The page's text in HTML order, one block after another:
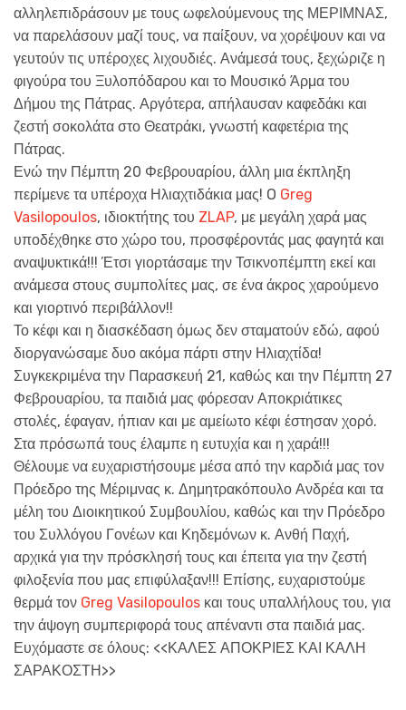
αλληλεπιδράσουν με τους ωφελούμενους της ΜΕΡΙΜΝΑΣ,
να παρελάσουν μαζί τους, να παίξουν, να χορέψουν και να
γευτούν τις υπέροχες λιχουδιές. Ανάμεσά τους, ξεχώριζε η
φιγούρα του Ξυλοπόδαρου και το Μουσικό Άρμα του
Δήμου της Πάτρας. Αργότερα, απήλαυσαν καφεδάκι και
ζεστή σοκολάτα στο Θεατράκι, γνωστή καφετέρια της
Πάτρας.
Ενώ την Πέμπτη 20 Φεβρουαρίου, άλλη μια έκπληξη
περίμενε τα υπέροχα Ηλιαχτιδάκια μας! O Greg
Vasilopoulos, ιδιοκτήτης του ZLAP, με μεγάλη χαρά μας
υποδέχθηκε στο χώρο του, προσφέροντάς μας φαγητά και
αναψυκτικά!!! Έτσι γιορτάσαμε την Τσικνοπέμπτη εκεί και
ανάμεσα στους συμπολίτες μας, σε ένα άκρος χαρούμενο
και γιορτινό περιβάλλον!!
Το κέφι και η διασκέδαση όμως δεν σταματούν εδώ, αφού
διοργανώσαμε δυο ακόμα πάρτι στην Ηλιαχτίδα!
Συγκεκριμένα την Παρασκευή 21, καθώς και την Πέμπτη 27
Φεβρουαρίου, τα παιδιά μας φόρεσαν Αποκριάτικες
στολές, έφαγαν, ήπιαν και με αμείωτο κέφι έστησαν χορό.
Στα πρόσωπά τους έλαμπε η ευτυχία και η χαρά!!!
Θέλουμε να ευχαριστήσουμε μέσα από την καρδιά μας τον
Πρόεδρο της Μέριμνας κ. Δημητρακόπουλο Ανδρέα και τα
μέλη του Διοικητικού Συμβουλίου, καθώς και την Πρόεδρο
του Συλλόγου Γονέων και Κηδεμόνων κ. Ανθή Παχή,
αρχικά για την πρόσκλησή τους και έπειτα για την ζεστή
φιλοξενία που μας επιφύλαξαν!!! Επίσης, ευχαριστούμε
θερμά τον Greg Vasilopoulos και τους υπαλλήλους του, για
την άψογη συμπεριφορά τους απέναντι στα παιδιά μας.
Ευχόμαστε σε όλους: <<ΚΑΛΕΣ ΑΠΟΚΡΙΕΣ ΚΑΙ ΚΑΛΗ
ΣΑΡΑΚΟΣΤΗ>>